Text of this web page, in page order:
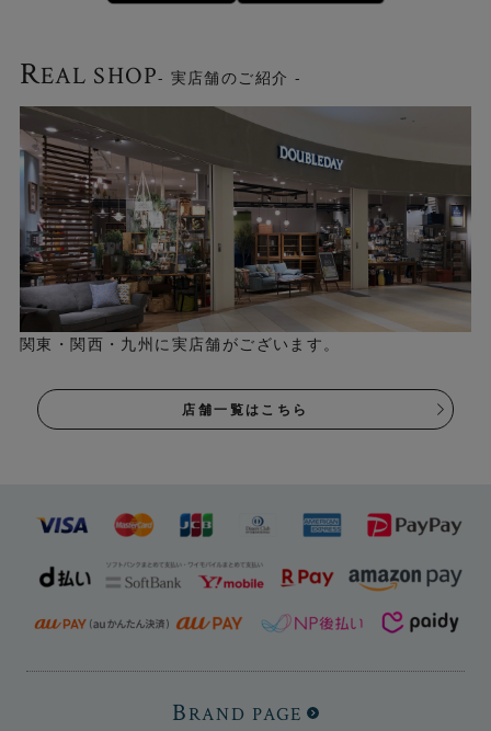
REAL SHOP- 実店舗のご紹介 -
関東・関西・九州に実店舗がございます。
店舗一覧はこちら
BRAND PAGE